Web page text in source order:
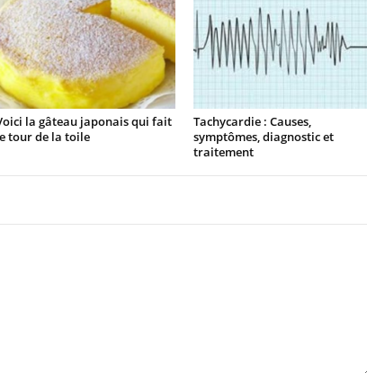
la gâteau japonais qui fait
tour de la toile
Tachycardie : Causes,
symptômes, diagnostic et
traitement